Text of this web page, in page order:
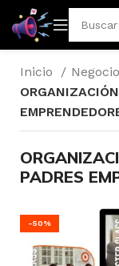
Inicio
PADRES
-50%